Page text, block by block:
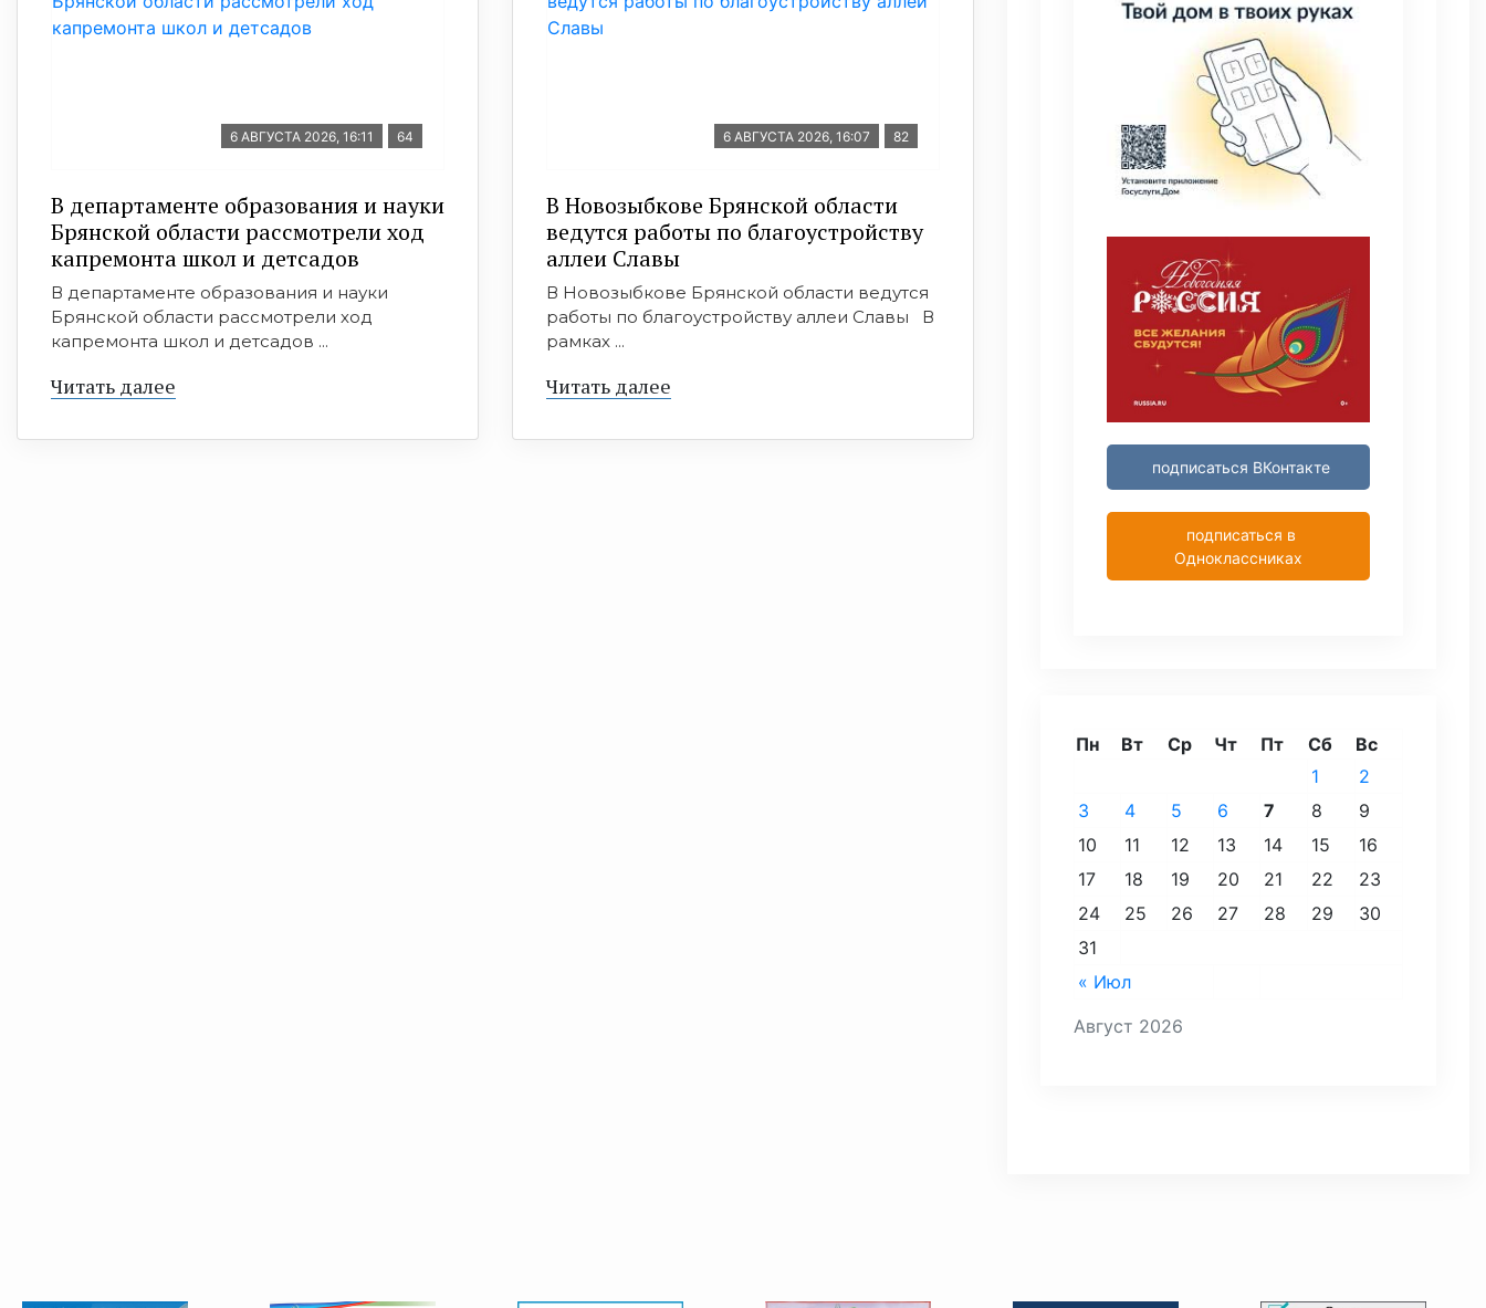
6 АВГУСТА 2026, 16:11 64
В департаменте образования и науки
Брянской области рассмотрели ход
капремонта школ и детсадов
В департаменте образования и науки
Брянской области рассмотрели ход
капремонта школ и детсадов ...
Читать далее
6 АВГУСТА 2026, 16:07 82
В Новозыбкове Брянской области
ведутся работы по благоустройству
аллеи Славы
В Новозыбкове Брянской области ведутся
работы по благоустройству аллеи Славы В
рамках ...
Читать далее
подписаться ВКонтакте
подписаться в
Одноклассниках
Август 2026
Пн Вт Ср Чт Пт Сб Вс
« Июл
1
2
3
4 5 6 7 8
9
10
11 12 13 14 15
16
17
18 19 20 21 22
23
24
25 26 27 28 29
30
31